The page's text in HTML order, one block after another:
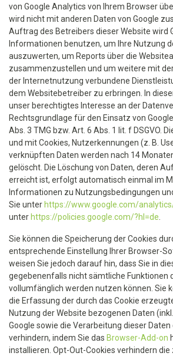
von Google Analytics von Ihrem Browser
wird nicht mit anderen Daten von Google
Auftrag des Betreibers dieser Website wird
Informationen benutzen, um Ihre Nutzung
auszuwerten, um Reports über die
zusammenzustellen und um weitere mit
der Internetnutzung verbundene
dem Websitebetreiber zu erbringen. In
unser berechtigtes Interesse an der
Rechtsgrundlage für den Einsatz von
Abs. 3 TMG bzw. Art. 6 Abs. 1 lit. f DSGVO.
und mit Cookies, Nutzerkennungen (z. B.
verknüpften Daten werden nach 14
gelöscht. Die Löschung von Daten, deren
erreicht ist, erfolgt automatisch einmal im
Informationen zu Nutzungsbedingungen
Sie unter https://www.google.com/
unter https://policies.google.com/?hl=de.
Sie können die Speicherung der Cookies
entsprechende Einstellung Ihrer Browser-
weisen Sie jedoch darauf hin, dass Sie in
gegebenenfalls nicht sämtliche Funktionen
vollumfänglich werden nutzen können. Sie
die Erfassung der durch das Cookie
Nutzung der Website bezogenen Daten
Google sowie die Verarbeitung dieser Daten
verhindern, indem Sie das Browser-Add-on
installieren. Opt-Out-Cookies verhindern